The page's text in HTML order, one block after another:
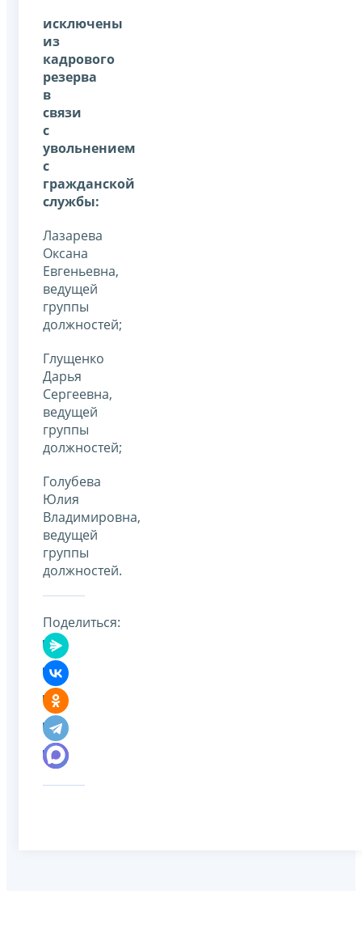
исключены
из
кадрового
резерва
в
связи
с
увольнением
с
гражданской
службы:
Лазарева
Оксана
Евгеньевна,
ведущей
группы
должностей;
Глущенко
Дарья
Сергеевна,
ведущей
группы
должностей;
Голубева
Юлия
Владимировна,
ведущей
группы
должностей.
Поделиться: